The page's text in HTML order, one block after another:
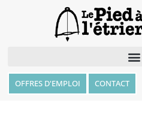
OFFRES D'EMPLOI CONTACT